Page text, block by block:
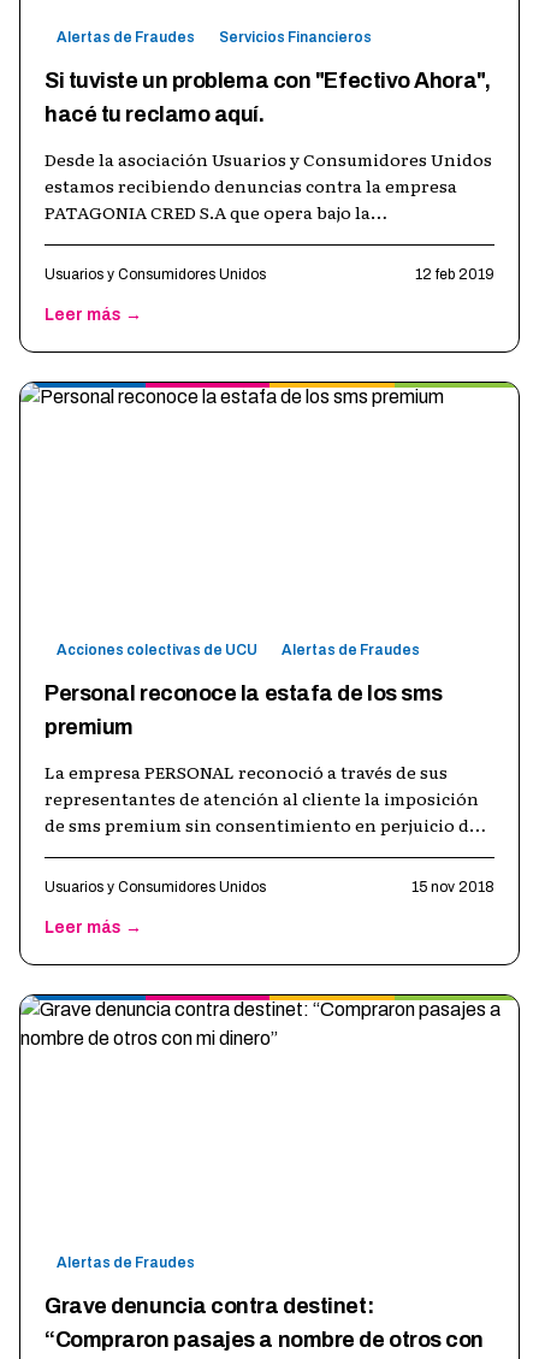
Alertas de Fraudes Servicios Financieros
Si tuviste un problema con "Efectivo Ahora",
hacé tu reclamo aquí.
Desde la asociación Usuarios y Consumidores Unidos
estamos recibiendo denuncias contra la empresa
PATAGONIA CRED S.A que opera bajo la
Usuarios y Consumidores Unidos 12 feb 2019
Leer más →
Acciones colectivas de UCU Alertas de Fraudes
Personal reconoce la estafa de los sms
premium
La empresa PERSONAL reconoció a través de sus
representantes de atención al cliente la imposición
de sms premium sin consentimiento en perjuicio de
Usuarios y Consumidores Unidos 15 nov 2018
Leer más →
Alertas de Fraudes
Grave denuncia contra destinet:
“Compraron pasajes a nombre de otros con